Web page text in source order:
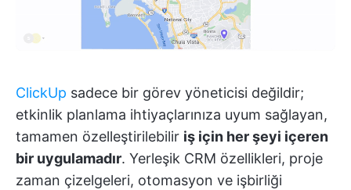
ClickUp sadece bir görev yöneticisi değildir;
etkinlik planlama ihtiyaçlarınıza uyum sağlayan,
tamamen özelleştirilebilir iş için her şeyi içeren
bir uygulamadır. Yerleşik CRM özellikleri, proje
zaman çizelgeleri, otomasyon ve işbirliği